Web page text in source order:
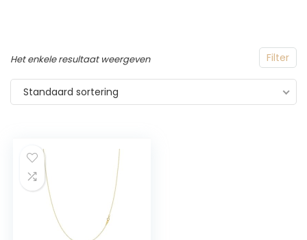
Filter
Het enkele resultaat weergeven
Standaard sortering